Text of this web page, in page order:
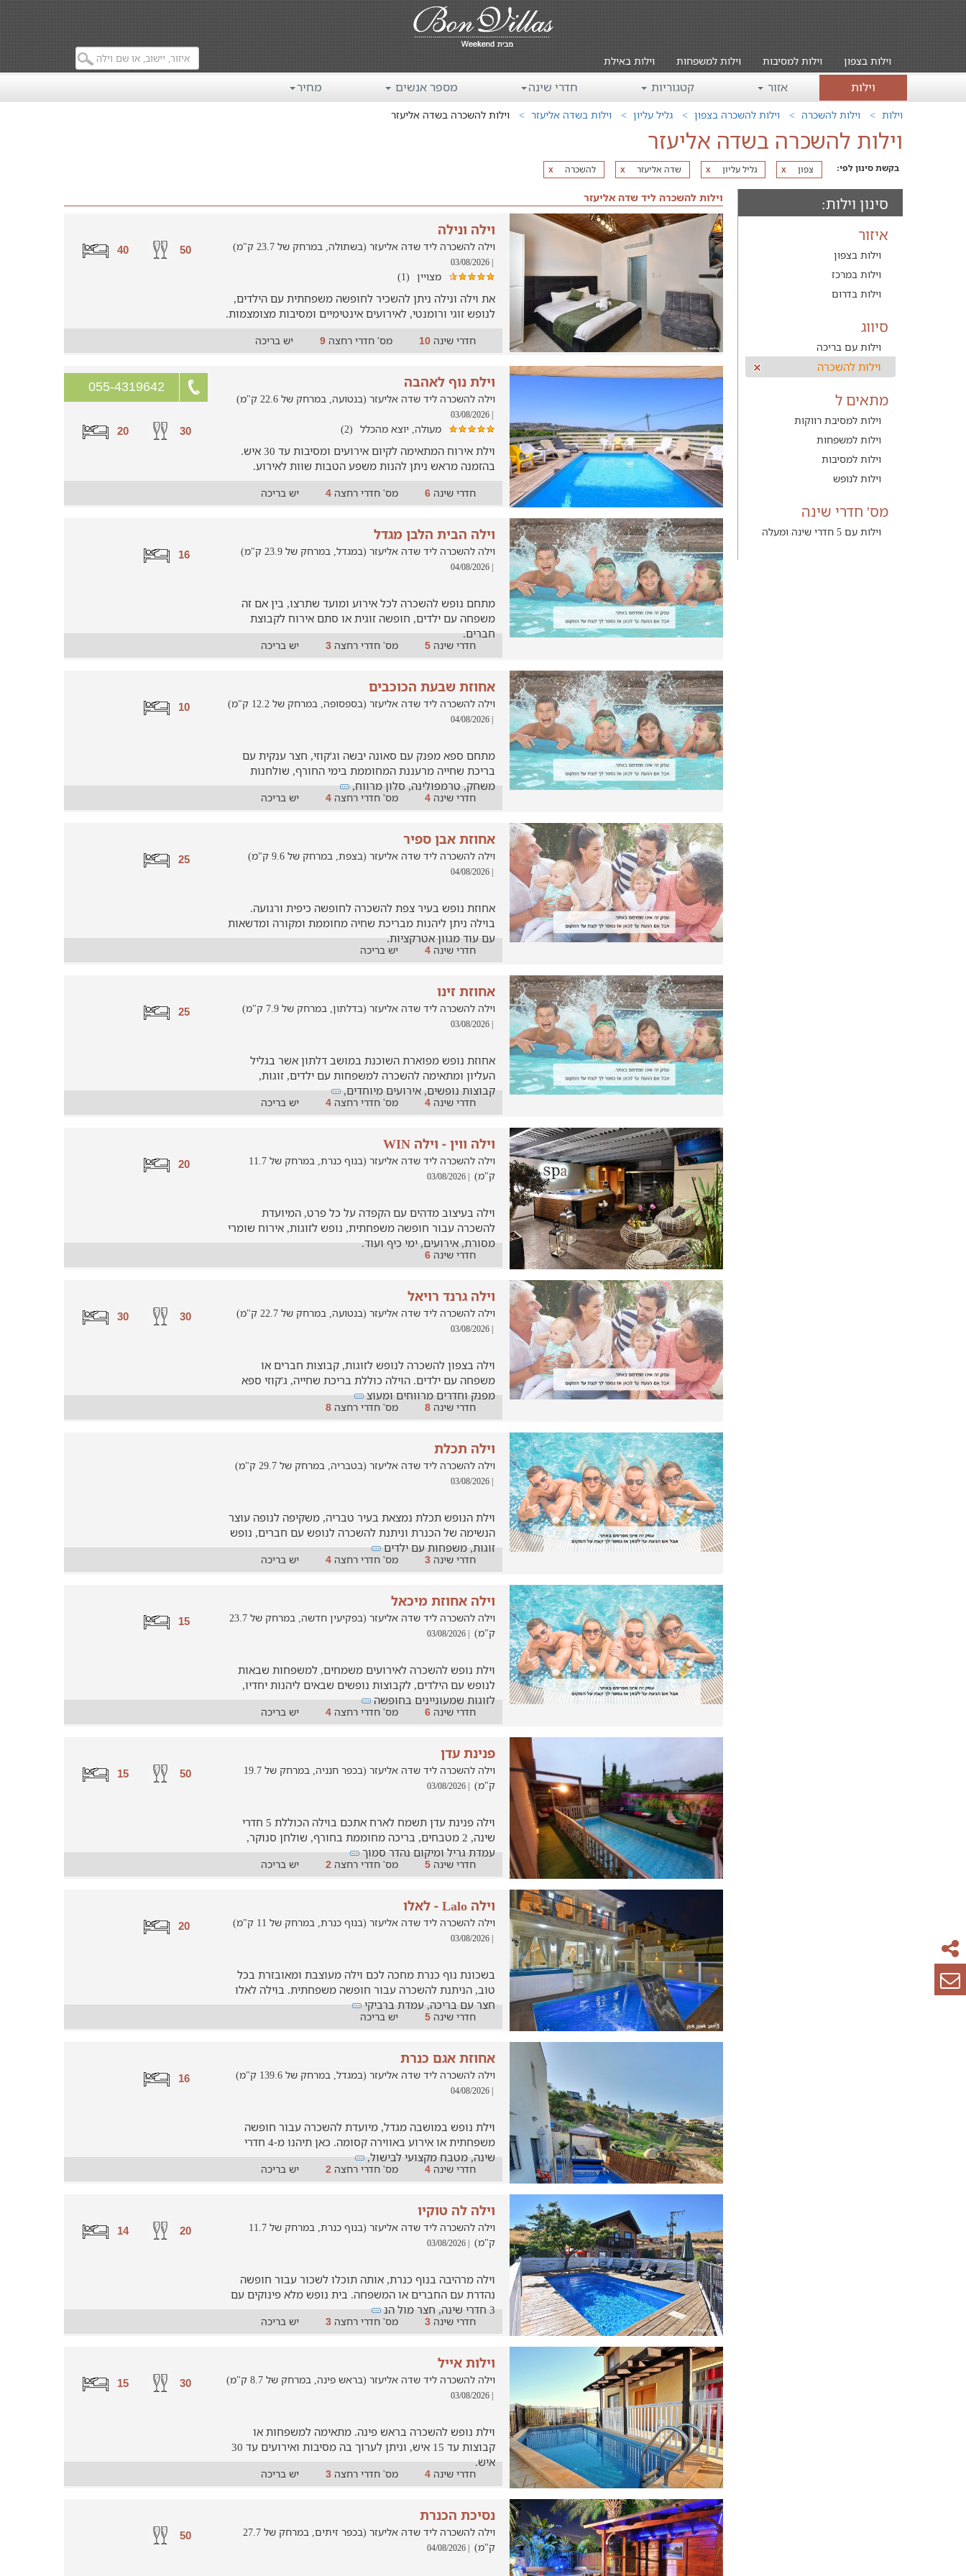
וילות בצפון וילות למסיבות וילות למשפחות וילות באילת
וילות אזור קטגוריות חדרי שינה מספר אנשים מחיר
וילות וילות להשכרה וילות להשכרה בצפון גליל עליון וילות בשדה אליעזר וילות להשכרה בשדה אליעזר
וילות להשכרה בשדה אליעזר
בקשת סינון לפי: x צפון x גליל עליון x שדה אליעזר x להשכרה
סינון וילות:
איזור
וילות בצפון
וילות במרכז
וילות בדרום
סיווג
וילות עם בריכה
וילות להשכרה
מתאים ל
וילות למסיבת רווקות
וילות למשפחות
וילות למסיבות
וילות לנופש
מס' חדרי שינה
וילות עם 5 חדרי שינה ומעלה
וילות להשכרה ליד שדה אליעזר
50
40
וילה ונילה
וילה להשכרה ליד שדה אליעזר (בשתולה, במרחק של 23.7 ק"מ)
| 03/08/2026
מצויין (1)
את וילה ונילה ניתן להשכיר לחופשה משפחתית עם הילדים,
לנופש זוגי ורומנטי, לאירועים אינטימיים ומסיבות מצומצמות.
חדרי שינה10 מס' חדרי רחצה9 יש בריכה
055-4319642
30
20
וילת נוף לאהבה
וילה להשכרה ליד שדה אליעזר (בנטועה, במרחק של 22.6 ק"מ)
| 03/08/2026
מעולה, יוצא מהכלל (2)
וילת אירוח המתאימה לקיום אירועים ומסיבות עד 30 איש.
בהזמנה מראש ניתן להנות משפע הטבות שוות לאירוע.
חדרי שינה6 מס' חדרי רחצה4 יש בריכה
16
וילה הבית הלבן מגדל
וילה להשכרה ליד שדה אליעזר (במגדל, במרחק של 23.9 ק"מ)
| 04/08/2026
מתחם נופש להשכרה לכל אירוע ומועד שתרצו, בין אם זה
משפחה עם ילדים, חופשה זוגית או סתם אירוח לקבוצת
חברים.
חדרי שינה5 מס' חדרי רחצה3 יש בריכה
10
אחוזת שבעת הכוכבים
וילה להשכרה ליד שדה אליעזר (בספסופה, במרחק של 12.2 ק"מ)
| 04/08/2026
מתחם ספא מפנק עם סאונה יבשה וג'קוזי, חצר ענקית עם
בריכת שחייה מרעננת המחוממת בימי החורף, שולחנות
משחק, טרמפולינה, סלון מרווח,
חדרי שינה4 מס' חדרי רחצה4 יש בריכה
25
אחוזת אבן ספיר
וילה להשכרה ליד שדה אליעזר (בצפת, במרחק של 9.6 ק"מ)
| 04/08/2026
אחוזת נופש בעיר צפת להשכרה לחופשה כיפית ורגועה.
בוילה ניתן ליהנות מבריכת שחיה מחוממת ומקורה ומדשאות
עם עוד מגוון אטרקציות.
חדרי שינה4 יש בריכה
25
אחוזת זינו
וילה להשכרה ליד שדה אליעזר (בדלתון, במרחק של 7.9 ק"מ)
| 03/08/2026
אחוזת נופש מפוארת השוכנת במושב דלתון אשר בגליל
העליון ומתאימה להשכרה למשפחות עם ילדים, זוגות,
קבוצות נופשים, אירועים מיוחדים,
חדרי שינה4 מס' חדרי רחצה4 יש בריכה
20
וילה ווין - וילה WIN
וילה להשכרה ליד שדה אליעזר (בנוף כנרת, במרחק של 11.7
ק"מ) | 03/08/2026
וילה בעיצוב מדהים עם הקפדה על כל פרט, המיועדת
להשכרה עבור חופשה משפחתית, נופש לזוגות, אירוח שומרי
מסורת, אירועים, ימי כיף ועוד.
חדרי שינה6
30
30
וילה גרנד רויאל
וילה להשכרה ליד שדה אליעזר (בנטועה, במרחק של 22.7 ק"מ)
| 03/08/2026
וילה בצפון להשכרה לנופש לזוגות, קבוצות חברים או
משפחה עם ילדים. הוילה כוללת בריכת שחייה, ג'קוזי ספא
מפנק וחדרים מרווחים ומעוצ
חדרי שינה8 מס' חדרי רחצה8
וילה תכלת
וילה להשכרה ליד שדה אליעזר (בטבריה, במרחק של 29.7 ק"מ)
| 03/08/2026
וילת הנופש תכלת נמצאת בעיר טבריה, משקיפה לנופה עוצר
הנשימה של הכנרת וניתנת להשכרה לנופש עם חברים, נופש
זוגות, משפחות עם ילדים
חדרי שינה3 מס' חדרי רחצה4 יש בריכה
15
וילה אחוזת מיכאל
וילה להשכרה ליד שדה אליעזר (בפקיעין חדשה, במרחק של 23.7
ק"מ) | 03/08/2026
וילת נופש להשכרה לאירועים משמחים, למשפחות שבאות
לנופש עם הילדים, לקבוצות נופשים שבאים ליהנות יחדיו,
לזוגות שמעוניינים בחופשה
חדרי שינה6 מס' חדרי רחצה4 יש בריכה
50
15
פנינת עדן
וילה להשכרה ליד שדה אליעזר (בכפר חנניה, במרחק של 19.7
ק"מ) | 03/08/2026
וילה פנינת עדן תשמח לארח אתכם בוילה הכוללת 5 חדרי
שינה, 2 מטבחים, בריכה מחוממת בחורף, שולחן סנוקר,
עמדת גריל ומיקום נהדר סמוך
חדרי שינה5 מס' חדרי רחצה2 יש בריכה
20
וילה Lalo - לאלו
וילה להשכרה ליד שדה אליעזר (בנוף כנרת, במרחק של 11 ק"מ)
| 03/08/2026
בשכונת נוף כנרת מחכה לכם וילה מעוצבת ומאובזרת בכל
טוב, הניתנת להשכרה עבור חופשה משפחתית. בוילה לאלו
חצר עם בריכה, עמדת ברביקי
חדרי שינה5 יש בריכה
16
אחוזת אגם כנרת
וילה להשכרה ליד שדה אליעזר (במגדל, במרחק של 139.6 ק"מ)
| 04/08/2026
וילת נופש במושבה מגדל, מיועדת להשכרה עבור חופשה
משפחתית או אירוע באווירה קסומה. כאן תיהנו מ-4 חדרי
שינה, מטבח מקצועי לבישול,
חדרי שינה4 מס' חדרי רחצה2 יש בריכה
20
14
וילה לה טוקיו
וילה להשכרה ליד שדה אליעזר (בנוף כנרת, במרחק של 11.7
ק"מ) | 03/08/2026
וילה מרהיבה בנוף כנרת, אותה תוכלו לשכור עבור חופשה
נהדרת עם החברים או המשפחה. בית נופש מלא פינוקים עם
3 חדרי שינה, חצר מול הנ
חדרי שינה3 מס' חדרי רחצה3 יש בריכה
30
15
וילות אייל
וילה להשכרה ליד שדה אליעזר (בראש פינה, במרחק של 8.7 ק"מ)
| 03/08/2026
וילת נופש להשכרה בראש פינה. מתאימה למשפחות או
קבוצות עד 15 איש, וניתן לערוך בה מסיבות ואירועים עד 30
איש.
חדרי שינה4 מס' חדרי רחצה3 יש בריכה
50
נסיכת הכנרת
וילה להשכרה ליד שדה אליעזר (בכפר זיתים, במרחק של 27.7
ק"מ) | 04/08/2026